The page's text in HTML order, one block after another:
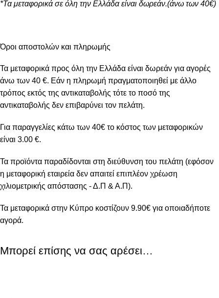
*Τα μεταφορικά σε όλη την Ελλάδα είναι δωρεάν.(άνω των 40€)
Όροι αποστολών και πληρωμής
Τα μεταφορικά προς όλη την Ελλάδα είναι δωρεάν για αγορές
άνω των 40 €. Εάν η πληρωμή πραγματοποιηθεί με άλλο
τρόπος εκτός της αντικαταβολής τότε το ποσό της
αντικαταβολής δεν επιβαρύνει τον πελάτη.
Για παραγγελίες κάτω των 40€ το κόστος των μεταφορικών
είναι 3.00 €.
Τα προϊόντα παραδίδονται στη διεύθυνση του πελάτη (εφόσον
η μεταφορική εταιρεία δεν απαιτεί επιπλέον χρέωση
χιλιομετρικής απόστασης - Δ.Π & Α.Π).
Τα μεταφορικά στην Κύπρο κοστίζουν 9.90€ για οποιαδήποτε
αγορά.
Μπορεί επίσης να σας αρέσει…